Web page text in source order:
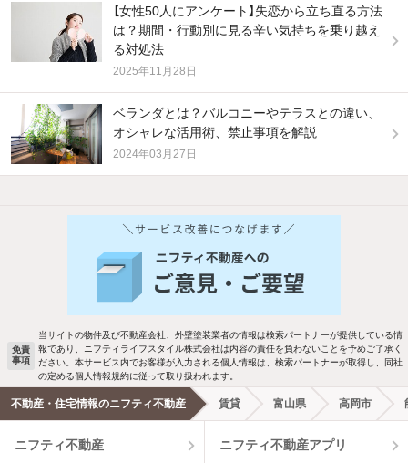
【女性50人にアンケート】失恋から立ち直る方法
は？期間・行動別に見る辛い気持ちを乗り越え
る対処法
2025年11月28日
ベランダとは？バルコニーやテラスとの違い、
オシャレな活用術、禁止事項を解説
2024年03月27日
他の人はこんな条件で絞り込んでいます！
バス・トイレ別 2階以上
駐車場あり ペット相談
洗濯機置場あり 独立洗面台
エアコンあり 都市ガス
温水洗浄便座 オートロック
新着物件メール通知
検索中の条件の新着物件情報をいち早く
新着メール通知を受け取る
免責
事項
当サイトの物件及び不動産会社、外壁塗装業者の情報は検索パートナーが提供している情
報であり、ニフティライフスタイル株式会社は内容の責任を負わないことを予めご了承く
ださい。本サービス内でお客様が入力される個人情報は、検索パートナーが取得し、同社
の定める個人情報規約に従って取り扱われます。
不動産・住宅情報のニフティ不動産 賃貸 富山県 高岡市
ニフティ不動産 ニフティ不動産アプリ